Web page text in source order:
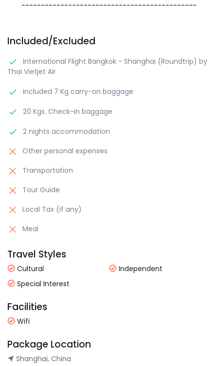
---------------------------------------------
Included/Excluded
International Flight Bangkok - Shanghai (Roundtrip) by
Thai Vietjet Air
Included 7 Kg carry-on baggage
20 Kgs. Check-in baggage
2 nights accommodation
Other personal expenses
Transportation
Tour Guide
Local Tax (if any)
Meal
Travel Styles
Cultural
Independent
Special Interest
Facilities
Wifi
Package Location
Shanghai, China